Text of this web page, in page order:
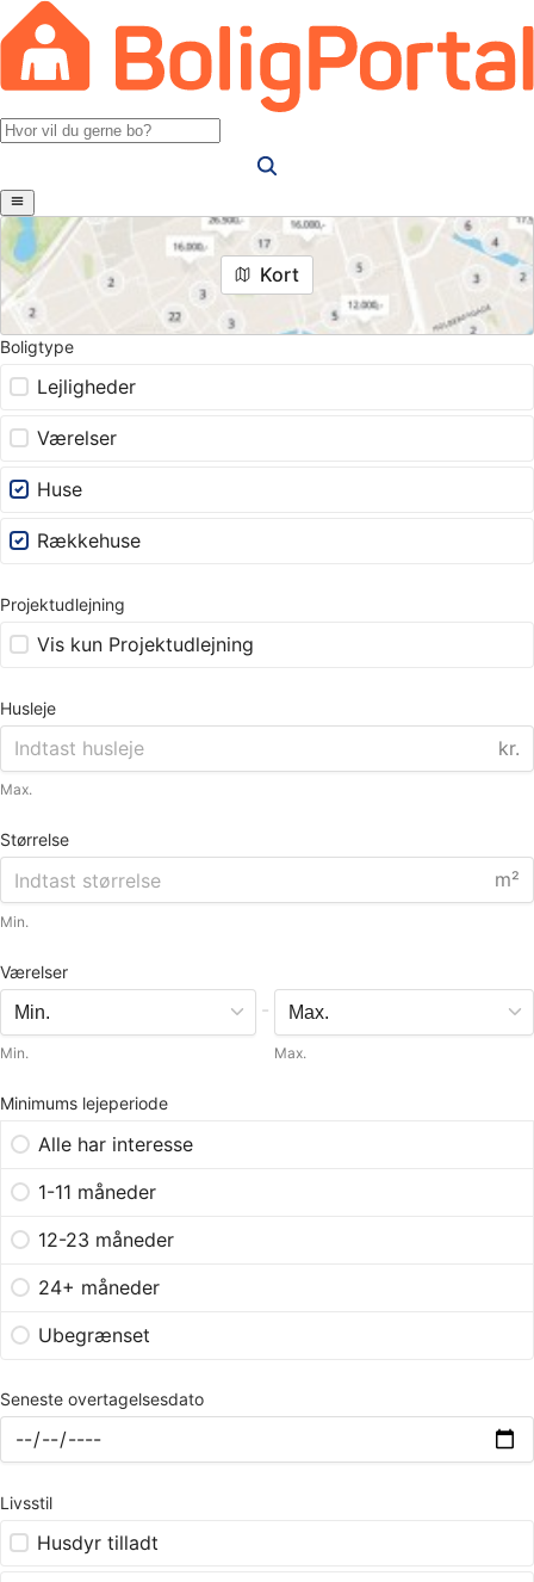
Kort
Boligtype
Lejligheder
Værelser
Huse
Rækkehuse
Projektudlejning
Vis kun Projektudlejning
Husleje
kr.
Max.
Størrelse
m²
Min.
Værelser
Min.
-
Max.
Minimums lejeperiode
Alle har interesse
1-11 måneder
12-23 måneder
24+ måneder
Ubegrænset
Seneste overtagelsesdato
Livsstil
Husdyr tilladt